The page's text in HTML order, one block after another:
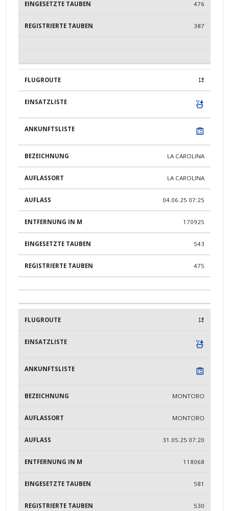
476
387
LA CAROLINA
LA CAROLINA
04.06.25 07:25
170925
543
475
MONTORO
MONTORO
31.05.25 07:20
118068
581
530